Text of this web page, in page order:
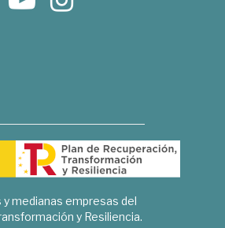
y medianas empresas del
y Resiliencia.